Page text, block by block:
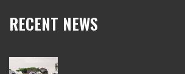
RECENT NEWS